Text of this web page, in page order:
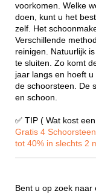
voorkomen. Welke
doen, kunt u het
zelf. Het
Verschillende
reinigen. Natuurlijk
te sluiten. Zo komt
jaar langs en hoeft
de schoorsteen. De
en schoon.
✅ TIP ( Wat kost
Gratis 4
tot 40% in slechts 2
Bent u op zoek